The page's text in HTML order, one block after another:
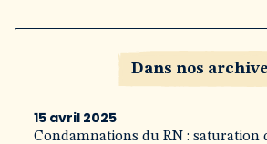
Dans nos
15 avril 2025
Condamnations du RN : saturation